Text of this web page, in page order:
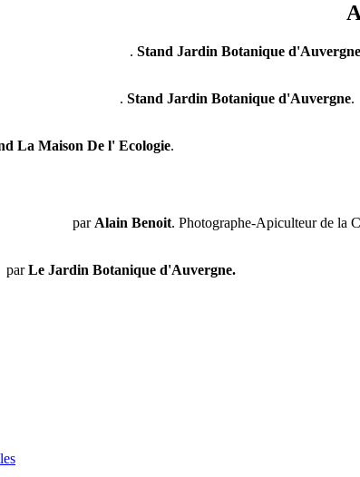
. Stand Jardin Botanique d'Auvergne
. Stand Jardin Botanique d'Auvergne.
La Maison De l' Ecologie.
par Alain Benoit. Photographe-Apiculteur de la
parLe Jardin Botanique d'Auvergne.